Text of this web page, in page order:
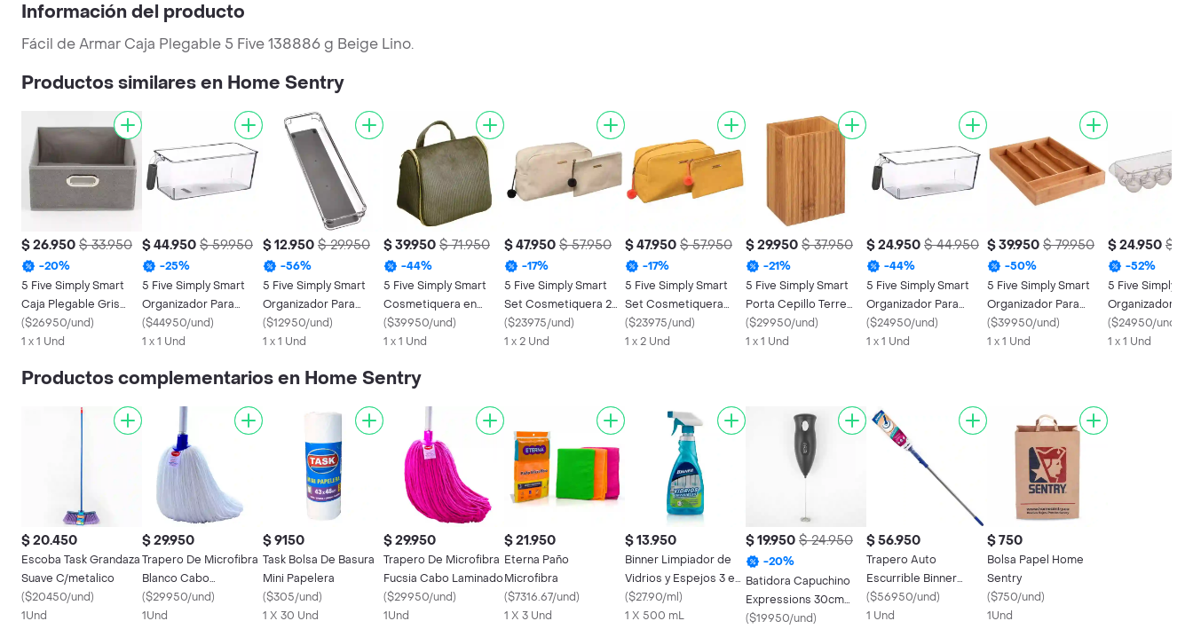
Información del producto
Fácil de Armar Caja Plegable 5 Five 138886 g Beige Lino.
Productos similares en Home Sentry
$ 26.950 $ 33.950
-20%
5 Five Simply Smart
Caja Plegable Gris
Lino 138886c
($26950/und)
1 x 1 Und
$ 44.950 $ 59.950
-25%
5 Five Simply Smart
Organizador Para
Nevera Plástico
167788
($44950/und)
1 x 1 Und
$ 12.950 $ 29.950
-56%
5 Five Simply Smart
Organizador Para
Nevera Plástico
($12950/und)
1 x 1 Und
$ 39.950 $ 71.950
-44%
5 Five Simply Smart
Cosmetiquera en
Pana Negro 174516b
($39950/und)
1 x 1 Und
$ 47.950 $ 57.950
-17%
5 Five Simply Smart
Set Cosmetiquera 2
Beige 174668a
($23975/und)
1 x 2 Und
$ 47.950 $ 57.950
-17%
5 Five Simply Smart
Set Cosmetiquera
Caqui 174668c
($23975/und)
1 x 2 Und
$ 29.950 $ 37.950
-21%
5 Five Simply Smart
Porta Cepillo Terre
Bambú 174534
($29950/und)
1 x 1 Und
$ 24.950 $ 44.950
-44%
5 Five Simply Smart
Organizador Para
Nevera 03 Kg
($24950/und)
1 x 1 Und
$ 39.950 $ 79.950
-50%
5 Five Simply Smart
Organizador Para
Cubiertos en Bamboo
115242
($39950/und)
1 x 1 Und
$ 24.950 $
-52%
5 Five Simply
Organizador
Plástico 146479
($24950/und
1 x 1 Und
Productos complementarios en Home Sentry
$ 20.450
Escoba Task Grandaza
Suave C/metalico
($20450/und)
1Und
$ 29.950
Trapero De Microfibra
Blanco Cabo
Laminado
($29950/und)
1Und
$ 9150
Task Bolsa De Basura
Mini Papelera
($305/und)
1 X 30 Und
$ 29.950
Trapero De Microfibra
Fucsia Cabo Laminado
($29950/und)
1Und
$ 21.950
Eterna Paño
Microfibra
($7316.67/und)
1 X 3 Und
$ 13.950
Binner Limpiador de
Vidrios y Espejos 3 en
1
($27.90/ml)
1 X 500 mL
$ 19.950 $ 24.950
-20%
Batidora Capuchino
Expressions 30cm
Negro Acero
($19950/und)
$ 56.950
Trapero Auto
Escurrible Binner
107561
($56950/und)
1 Und
$ 750
Bolsa Papel Home
Sentry
($750/und)
1Und